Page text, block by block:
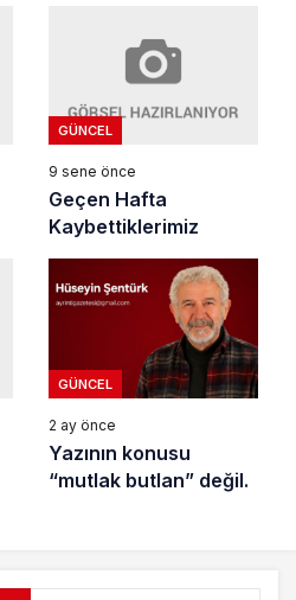
GÜNCEL
9 sene önce
Geçen Hafta
Kaybettiklerimiz
GÜNCEL
2 ay önce
Yazının konusu
“mutlak butlan” değil.